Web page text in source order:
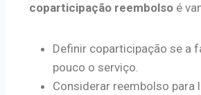
coparticipação reembolso é
Definir coparticipação se a
pouco o serviço.
Considerar reembolso para